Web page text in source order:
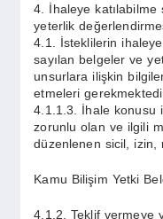
4. İhaleye
yeterlik
4.1. İsteklilerin
sayılan belgeler ve
unsurlara ilişkin
etmeleri
4.1.1.3. İhale konusu
zorunlu olan ve ilgili
düzenlenen sicil, izin,
Kamu Bilişim Yetki
4.1.2. Teklif vermeye